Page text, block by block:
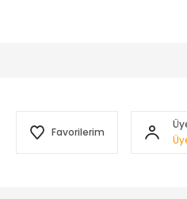
Favorilerim